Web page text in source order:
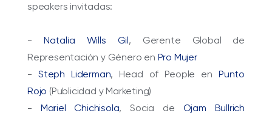
speakers invitadas:
- Natalia Wills Gil, Gerente Global de
Representación y Género en Pro Mujer
- Steph Liderman, Head of People en Punto
Rojo (Publicidad y Marketing)
- Mariel Chichisola, Socia de Ojam Bullrich